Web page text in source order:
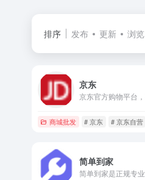
排序 发布 更新 浏览
京东
商城批发 # 京东 # 京东自营
简单到家